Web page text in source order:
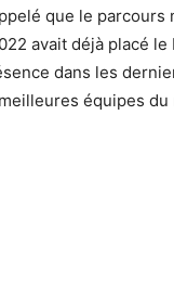
que le parcours
avait déjà placé
dans les
équipes du